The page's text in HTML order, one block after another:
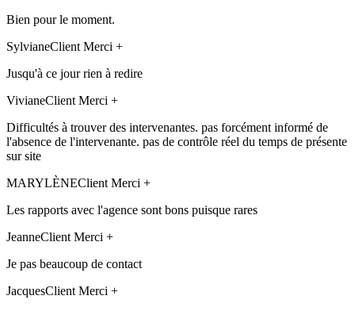
Bien pour le moment.
SylvianeClient Merci +
Jusqu'à ce jour rien à redire
VivianeClient Merci +
Difficultés à trouver des intervenantes. pas forcément informé de
l'absence de l'intervenante. pas de contrôle réel du temps de présente
sur site
MARYLÈNEClient Merci +
Les rapports avec l'agence sont bons puisque rares
JeanneClient Merci +
Je pas beaucoup de contact
JacquesClient Merci +